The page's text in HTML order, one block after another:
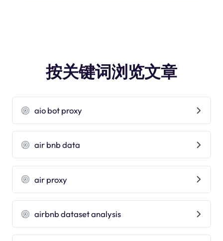
按关键词浏览文章
aio bot proxy
air bnb data
air proxy
airbnb dataset analysis